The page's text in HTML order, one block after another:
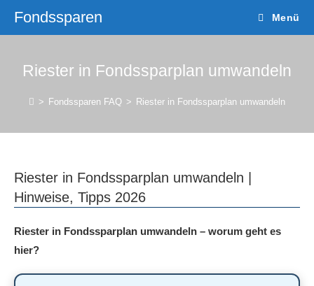
Fondssparen Menü
Riester in Fondssparplan umwandeln
> Fondssparen FAQ > Riester in Fondssparplan umwandeln
Riester in Fondssparplan umwandeln |
Hinweise, Tipps 2026
Riester in Fondssparplan umwandeln – worum geht es
hier?